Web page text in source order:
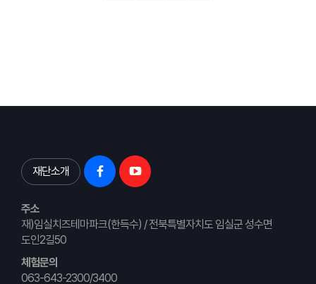
재단소개
주소
재)임실치즈테마파크(한득수) / 전북특별자치도 임실군 성수면
도인2길50
체험문의
063-643-2300/3400